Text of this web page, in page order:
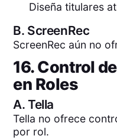
Diseña titulares
B. ScreenRec
ScreenRec aún no
16. Control
en Roles
A.Tella
Tella no ofrece
por rol.